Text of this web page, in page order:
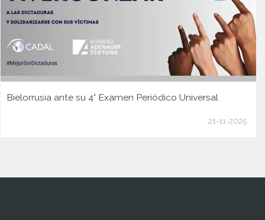
Bielorrusia ante su 4° Examen Periódico Universal
21-11-2025